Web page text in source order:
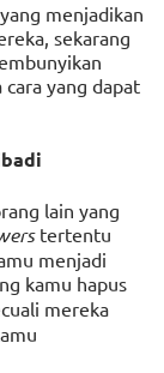
menjadikan
sekarang
yang dapat
lain yang
tertentu
menjadi
kamu hapus
mereka